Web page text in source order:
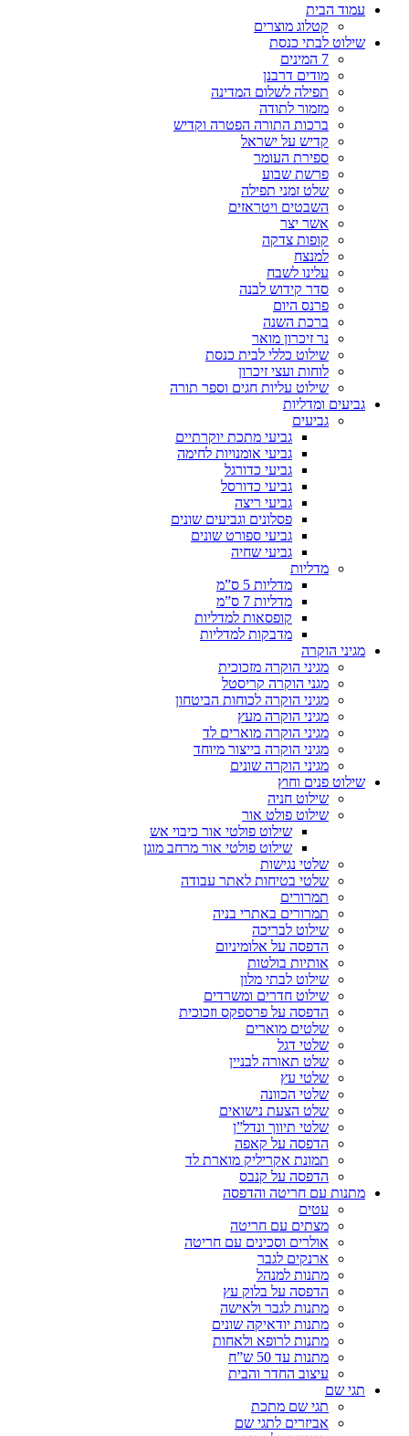
עמוד הבית
קטלוג מוצרים
שילוט לבתי כנסת
7 המינים
מודים דרבנן
תפילה לשלום המדינה
מזמור לתודה
ברכות התורה הפטרה וקדיש
קדיש על ישראל
ספירת העומר
פרשת שבוע
שלט זמני תפילה
השבטים ויטראזים
אשר יצר
קופות צדקה
למנצח
עלינו לשבח
סדר קידוש לבנה
פרנס היום
ברכת השנה
נר זיכרון מואר
שילוט כללי לבית כנסת
לוחות ועצי זיכרון
שילוט עליות חגים וספר תורה
גביעים ומדליות
גביעים
גביעי מתכת יוקרתיים
גביעי אומנויות לחימה
גביעי כדורגל
גביעי כדורסל
גביעי ריצה
פסלונים וגביעים שונים
גביעי ספורט שונים
גביעי שחיה
מדליות
מדליות 5 ס”מ
מדליות 7 ס”מ
קופסאות למדליות
מדבקות למדליות
מגיני הוקרה
מגיני הוקרה מזכוכית
מגני הוקרה קריסטל
מגיני הוקרה לכוחות הביטחון
מגיני הוקרה מעץ
מגיני הוקרה מוארים לד
מגיני הוקרה בייצור מיוחד
מגיני הוקרה שונים
שילוט פנים וחוץ
שילוט חניה
שילוט פולט אור
שילוט פולטי אור כיבוי אש
שילוט פולטי אור מרחב מוגן
שלטי נגישות
שלטי בטיחות לאתר עבודה
תמרורים
תמרורים באתרי בניה
שילוט לבריכה
הדפסה על אלומיניום
אותיות בולטות
שילוט לבתי מלון
שילוט חדרים ומשרדים
הדפסה על פרספקס וזכוכית
שלטים מוארים
שלטי דגל
שלט תאורה לבניין
שלטי עץ
שלטי הכוונה
שלט הצעת נישואים
שלטי תיווך ונדל”ן
הדפסה על קאפה
תמונת אקריליק מוארת לד
הדפסה על קנבס
מתנות עם חריטה והדפסה
עטים
מצתים עם חריטה
אולרים וסכינים עם חריטה
ארנקים לגבר
מתנות למנהל
הדפסה על בלוק עץ
מתנות לגבר ולאישה
מתנות יודאיקה שונים
מתנות לרופא ולאחות
מתנות עד 50 ש”ח
עיצוב החדר והבית
תגי שם
תגי שם מתכת
אביזרים לתגי שם